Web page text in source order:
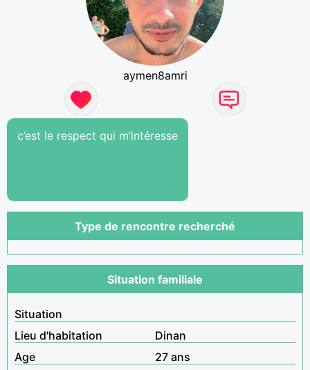
aymen8amri
c’est le respect qui m’intéresse
Type de rencontre recherché
Situation familiale
Situation
Lieu d'habitation
Dinan
Age
27 ans